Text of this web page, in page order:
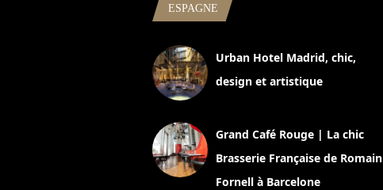
ESPAGNE
Urban Hotel Madrid, chic,
design et artistique
Grand Café Rouge | La chic
Brasserie Française de Romain
Fornell à Barcelone